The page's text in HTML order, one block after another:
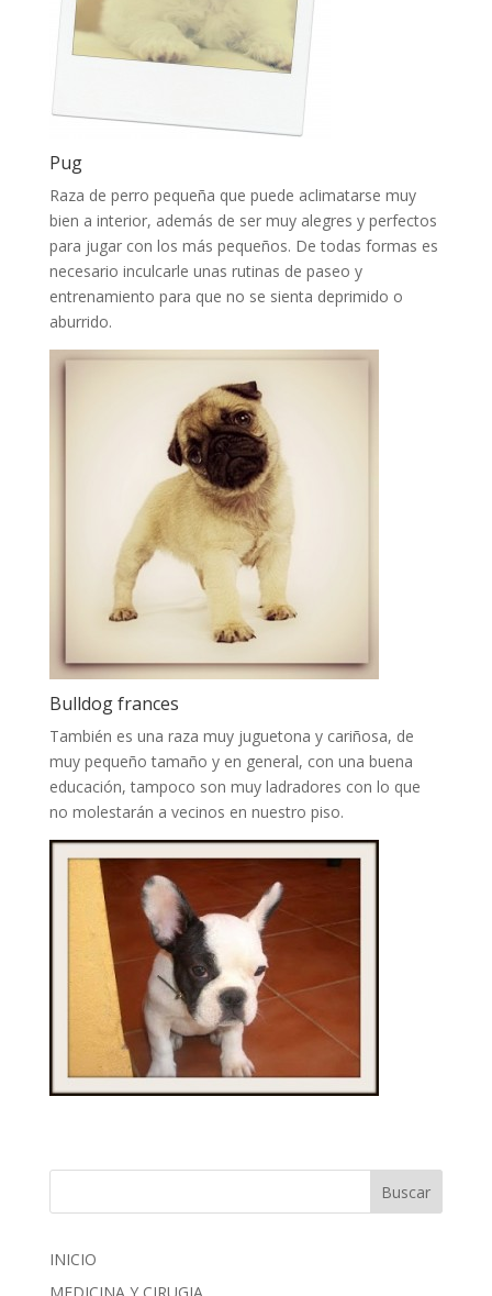
Pug
Raza de perro pequeña que puede aclimatarse muy
bien a interior, además de ser muy alegres y perfectos
para jugar con los más pequeños. De todas formas es
necesario inculcarle unas rutinas de paseo y
entrenamiento para que no se sienta deprimido o
aburrido.
Bulldog frances
También es una raza muy juguetona y cariñosa, de
muy pequeño tamaño y en general, con una buena
educación, tampoco son muy ladradores con lo que
no molestarán a vecinos en nuestro piso.
INICIO